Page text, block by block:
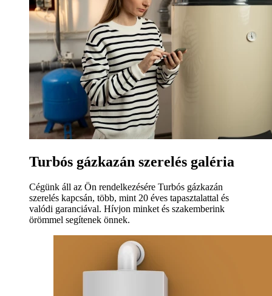
Turbós gázkazán szerelés galéria
Cégünk áll az Ön rendelkezésére Turbós gázkazán
szerelés kapcsán, több, mint 20 éves tapasztalattal és
valódi garanciával. Hívjon minket és szakemberink
örömmel segítenek önnek.